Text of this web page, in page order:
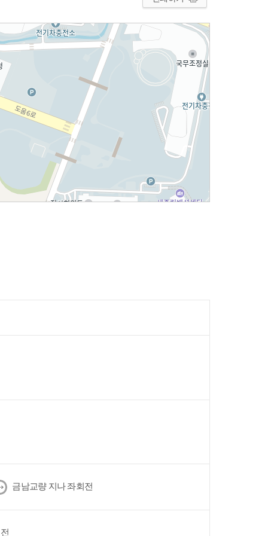
금남교량 지나 좌회전